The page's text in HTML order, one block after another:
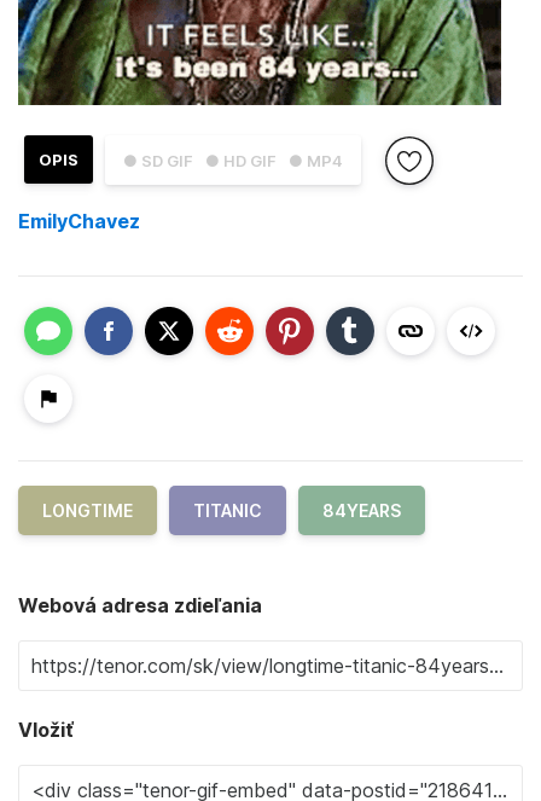
● SD GIF ● HD GIF ● MP4
OPIS
EmilyChavez
LONGTIME TITANIC 84YEARS
Webová adresa zdieľania
Vložiť